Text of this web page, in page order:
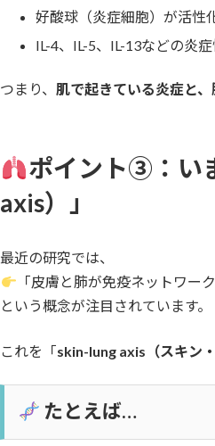
好酸球（炎症細胞）が活性
IL-4、IL-5、IL-13などの炎
つまり、肌で起きている炎症と
ポイント③：い
axis）」
最近の研究では、
「皮膚と肺が免疫ネットワー
という概念が注目されています。
これを「skin-lung axis（スキン
たとえば…